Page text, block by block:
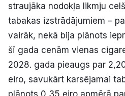
straujāka nodokļa likmju
tabakas izstrādājumiem –
vairāk, nekā bija plānots
šī gada cenām vienas
2028. gada pieaugs par
eiro, savukārt karsējamai
plānots 0,35 eiro apmērā